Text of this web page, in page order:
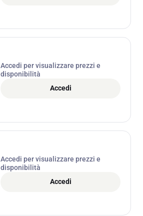
Accedi per visualizzare prezzi e
disponibilità
Accedi
Accedi per visualizzare prezzi e
disponibilità
Accedi